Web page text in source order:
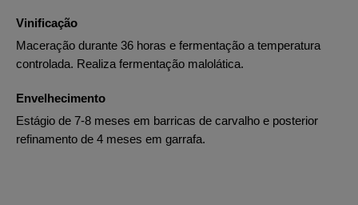
Vinificação
Maceração durante 36 horas e fermentação a temperatura
controlada. Realiza fermentação malolática.
Envelhecimento
Estágio de 7-8 meses em barricas de carvalho e posterior
refinamento de 4 meses em garrafa.